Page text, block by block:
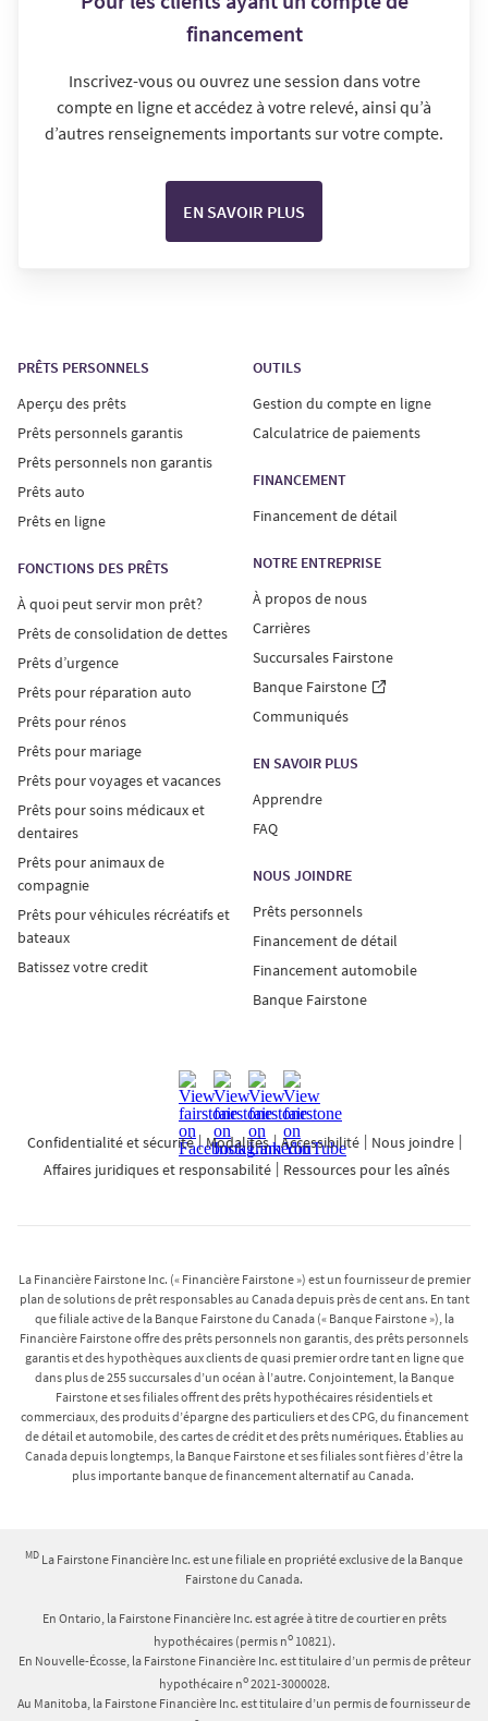
financement
Inscrivez-vous ou ouvrez une session dans votre
compte en ligne et accédez à votre relevé, ainsi qu’à
d’autres renseignements importants sur votre compte.
EN SAVOIR PLUS
PRÊTS PERSONNELS
Aperçu des prêts
Prêts personnels garantis
Prêts personnels non garantis
Prêts auto
Prêts en ligne
FONCTIONS DES PRÊTS
À quoi peut servir mon prêt?
Prêts de consolidation de dettes
Prêts d’urgence
Prêts pour réparation auto
Prêts pour rénos
Prêts pour mariage
Prêts pour voyages et vacances
Prêts pour soins médicaux et
dentaires
Prêts pour animaux de
compagnie
Prêts pour véhicules récréatifs et
bateaux
Batissez votre credit
OUTILS
Gestion du compte en ligne
Calculatrice de paiements
FINANCEMENT
Financement de détail
NOTRE ENTREPRISE
À propos de nous
Carrières
Succursales Fairstone
Banque Fairstone
Communiqués
EN SAVOIR PLUS
Apprendre
FAQ
NOUS JOINDRE
Prêts personnels
Financement de détail
Financement automobile
Banque Fairstone
Confidentialité et sécurité Modalités Accessibilité
Nous joindre
Affaires juridiques et responsabilité
Ressources pour les aînés
La Financière Fairstone Inc. (« Financière Fairstone ») est un fournisseur de premier
plan de solutions de prêt responsables au Canada depuis près de cent ans. En tant
que filiale active de la Banque Fairstone du Canada (« Banque Fairstone »), la
Financière Fairstone offre des prêts personnels non garantis, des prêts personnels
garantis et des hypothèques aux clients de quasi premier ordre tant en ligne que
dans plus de 255 succursales d’un océan à l’autre. Conjointement, la Banque
Fairstone et ses filiales offrent des prêts hypothécaires résidentiels et
commerciaux, des produits d’épargne des particuliers et des CPG, du financement
de détail et automobile, des cartes de crédit et des prêts numériques. Établies au
Canada depuis longtemps, la Banque Fairstone et ses filiales sont fières d’être la
plus importante banque de financement alternatif au Canada.
MD La Fairstone Financière Inc. est une filiale en propriété exclusive de la Banque
Fairstone du Canada.
En Ontario, la Fairstone Financière Inc. est agrée à titre de courtier en prêts
hypothécaires (permis no10821).
En Nouvelle-Écosse, la Fairstone Financière Inc. est titulaire d’un permis de prêteur
hypothécaire no2021-3000028.
Au Manitoba, la Fairstone Financière Inc. est titulaire d’un permis de fournisseur de